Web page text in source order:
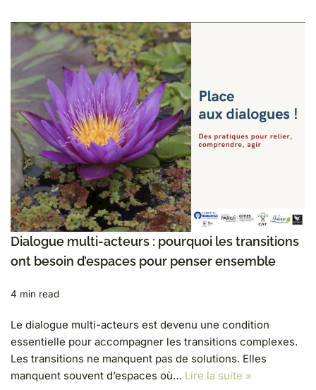
Dialogue multi-acteurs : pourquoi les transitions
ont besoin d’espaces pour penser ensemble
4 min read
Le dialogue multi-acteurs est devenu une condition
essentielle pour accompagner les transitions complexes.
Les transitions ne manquent pas de solutions. Elles
manquent souvent d’espaces où… Lire la suite »